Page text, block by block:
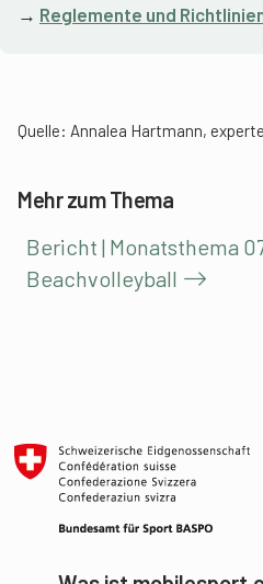
→ Reglemente und
Quelle: Annalea Hartmann,
Mehr zum Thema
Bericht | Monatsthema
Beachvolleyball